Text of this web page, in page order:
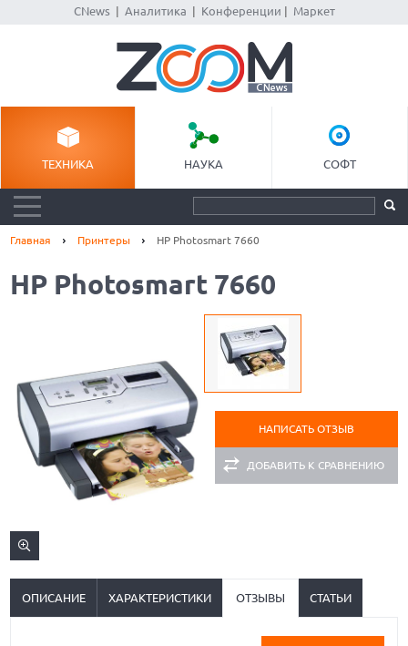
CNews| Аналитика Конференции Маркет
ТЕХНИКА НАУКА СОФТ
Главная Принтеры HP Photosmart 7660
HP Photosmart 7660
НАПИСАТЬ ОТЗЫВ
ДОБАВИТЬ К СРАВНЕНИЮ
ОПИСАНИЕ ХАРАКТЕРИСТИКИ ОТЗЫВЫ СТАТЬИ